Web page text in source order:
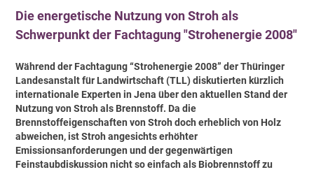
Die energetische Nutzung von Stroh als
Schwerpunkt der Fachtagung "Strohenergie 2008"
Während der Fachtagung “Strohenergie 2008” der Thüringer
Landesanstalt für Landwirtschaft (TLL) diskutierten kürzlich
internationale Experten in Jena über den aktuellen Stand der
Nutzung von Stroh als Brennstoff. Da die
Brennstoffeigenschaften von Stroh doch erheblich von Holz
abweichen, ist Stroh angesichts erhöhter
Emissionsanforderungen und der gegenwärtigen
Feinstaubdiskussion nicht so einfach als Biobrennstoff zu